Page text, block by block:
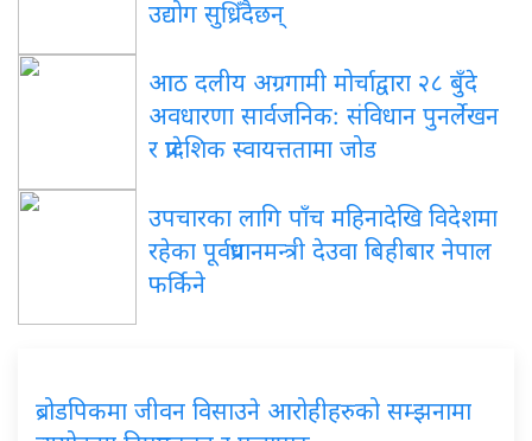
उद्योग सुध्रिँदैछन्
आठ दलीय अग्रगामी मोर्चाद्वारा २८ बुँदे
अवधारणा सार्वजनिक: संविधान पुनर्लेखन
र प्रादेशिक स्वायत्ततामा जोड
उपचारका लागि पाँच महिनादेखि विदेशमा
रहेका पूर्वप्रधानमन्त्री देउवा बिहीबार नेपाल
फर्किने
ब्रोडपिकमा जीवन विसाउने आरोहीहरुको सम्झनामा